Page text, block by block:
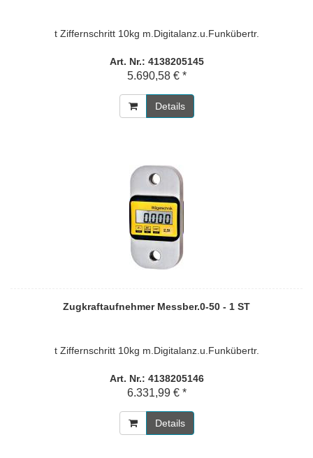
t Ziffernschritt 10kg m.Digitalanz.u.Funkübertr.
Art. Nr.: 4138205145
5.690,58 € *
Details
Zugkraftaufnehmer Messber.0-50 - 1 ST
t Ziffernschritt 10kg m.Digitalanz.u.Funkübertr.
Art. Nr.: 4138205146
6.331,99 € *
Details